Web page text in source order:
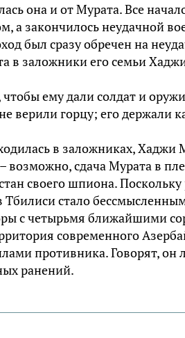
она и от Мурaта. Все
а закончилось неудачной
был сразу обречен на
в заложники его семьи
ему дали солдат и
верили горцу; его держали
в заложниках, Хaджи
возможно, сдача Мурaта в
своего шпиона. Поскольку
стало
с четырьмя ближайшими
современного
противника. Говорят, он
ранений.